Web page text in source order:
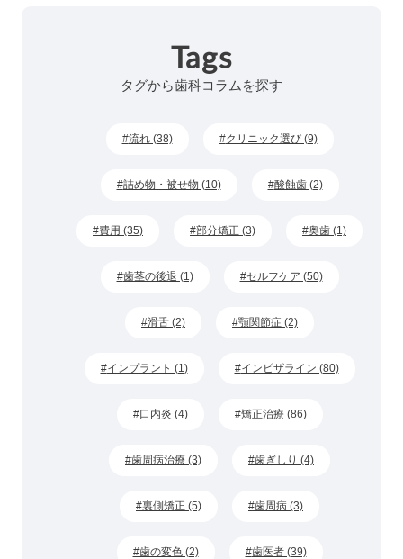
Tags
タグから歯科コラムを探す
流れ (38) クリニック選び (9)
詰め物・被せ物 (10) 酸蝕歯 (2)
費用 (35) 部分矯正 (3) 奥歯 (1)
歯茎の後退 (1) セルフケア (50)
滑舌 (2) 顎関節症 (2)
インプラント (1) インビザライン (80)
口内炎 (4) 矯正治療 (86)
歯周病治療 (3) 歯ぎしり (4)
裏側矯正 (5) 歯周病 (3)
歯の変色 (2) 歯医者 (39)